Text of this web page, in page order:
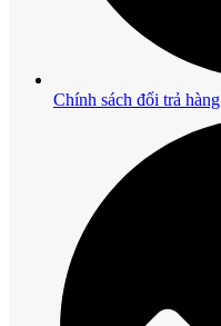
Chính sách đổi trả hàng